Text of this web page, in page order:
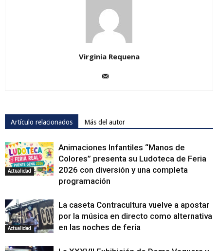
Virginia Requena
Artículo relacionados Más del autor
Actualidad
Animaciones Infantiles “Manos de
Colores” presenta su Ludoteca de Feria
2026 con diversión y una completa
programación
Actualidad
La caseta Contracultura vuelve a apostar
por la música en directo como alternativa
en las noches de feria